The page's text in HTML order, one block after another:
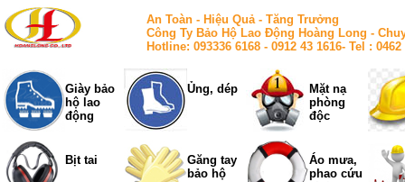
An Toàn - Hiệu Quả - Tăng Trưởng
Công Ty Bảo Hộ Lao Động Hoàng Long -
Hotline: 093336 6168 - 0912 43 1616- Tel :
Giày bảo
hộ lao
động
Ủng, dép
Mặt nạ
phòng
độc
Bịt tai
Găng tay
bảo hộ
Áo mưa,
phao cứu